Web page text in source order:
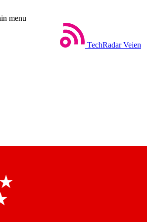
menu
TechRadar Veien